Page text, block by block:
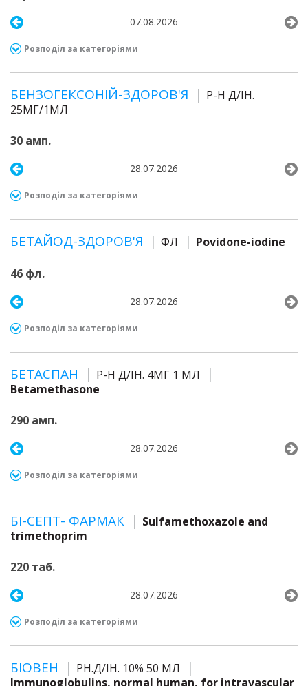
07.08.2026
Розподіл за категоріями
БЕНЗОГЕКСОНІЙ-ЗДОРОВ'Я
Р-Н Д/ІН.
25МГ/1МЛ
30 амп.
28.07.2026
Розподіл за категоріями
БЕТАЙОД-ЗДОРОВ'Я ФЛ Povidone-iodine
46 фл.
28.07.2026
Розподіл за категоріями
БЕТАСПАН
Р-Н Д/ІН. 4МГ 1 МЛ
Betamethasone
290 амп.
28.07.2026
Розподіл за категоріями
БІ-СЕПТ- ФАРМАК
Sulfamethoxazole and
trimethoprim
220 таб.
28.07.2026
Розподіл за категоріями
БІОВЕН
РН.Д/ІН. 10% 50 МЛ
Immunoglobulins, normal human, for intravascular